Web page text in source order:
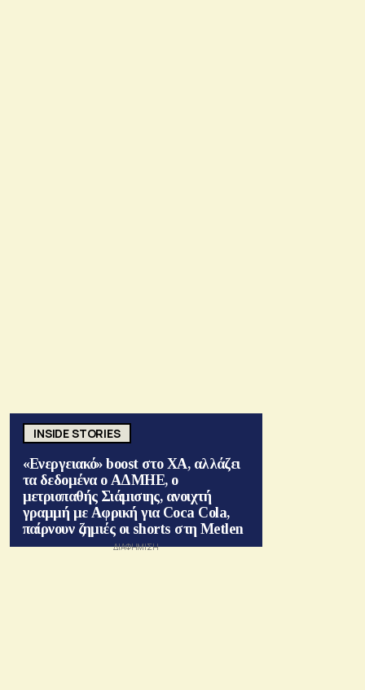
INSIDE STORIES
«Ενεργειακό» boost στο ΧΑ, αλλάζει
τα δεδομένα ο ΑΔΜΗΕ, ο
μετριοπαθής Σιάμισιης, ανοιχτή
γραμμή με Αφρική για Coca Cola,
παίρνουν ζημιές οι shorts στη Metlen